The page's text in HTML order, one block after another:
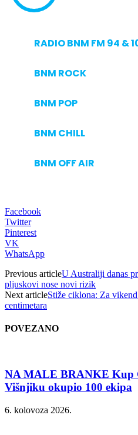
RADIO BNM FM 94 &
BNM ROCK
BNM POP
BNM CHILL
BNM OFF AIR
Facebook
Twitter
Pinterest
VK
WhatsApp
Previous articleU Australiji danas
pljuskovi nose novi rizik
Next articleStiže ciklona: Za
centimetara
POVEZANO
NA MALE BRANKE Kup
Višnjiku okupio 100 ekipa
6. kolovoza 2026.